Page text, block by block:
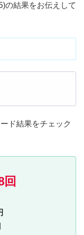
の結果をお伝えして
ド結果をチェック
回